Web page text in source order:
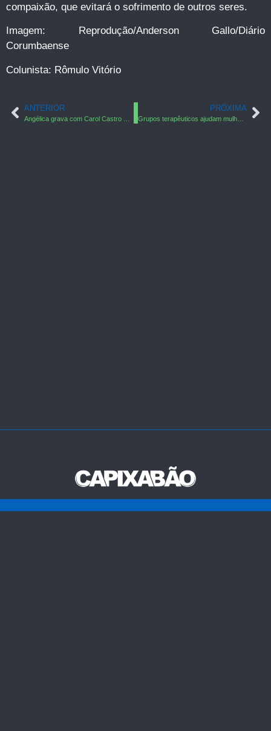
compaixão, que evitará o sofrimento de outros seres.
Imagem: Reprodução/Anderson Gallo/Diário
Corumbaense
Colunista: Rômulo Vitório
ANTERIOR PRÓXIMA
Grupos terapêuticos ajudam mulheres de Tucum